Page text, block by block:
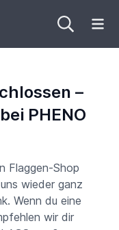
–
PHENO
Flaggen-Shop
wieder ganz
Wenn du eine
wir dir